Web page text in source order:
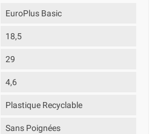
EuroPlus Basic
18,5
29
4,6
Plastique Recyclable
Sans Poignées